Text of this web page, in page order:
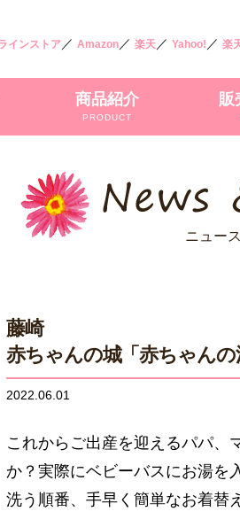
インストア／ Amazon／ 楽天／ Yahoo! ／ 楽
商品紹介
PRODUCT
販
ニュー
藤崎
赤ちゃんの城「赤ちゃんの
2022.06.01
これからご出産を迎えるパパ、
か？実際にベビーバスにお湯を
洗う順番、手早く簡単なお着替